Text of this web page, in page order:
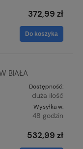
372,99 zł
Do koszyka
BIAŁA
Dostępność:
duża ilość
Wysyłka w:
48 godzin
532,99 zł